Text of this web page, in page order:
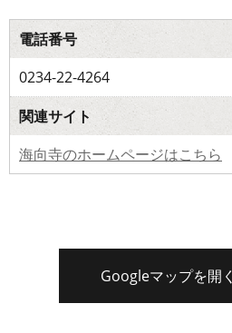
電話番号
0234-22-4264
関連サイト
海向寺のホームページはこちら
Googleマップを開く